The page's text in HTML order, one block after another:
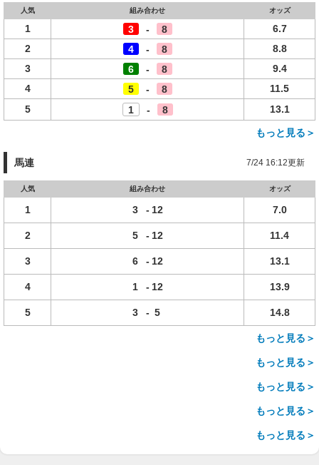
人気 組み合わせ オッズ
1 3 - 8
6.7
2
4 - 8
8.8
3
6 - 8
9.4
4
5 - 8
11.5
5
1 - 8 13.1
もっと見る＞
馬連 7/24 16:12更新
人気 組み合わせ オッズ
1 3 - 12 7.0
2 5 - 12 11.4
3 6 - 12 13.1
4 1 - 12 13.9
5 3 - 5 14.8
もっと見る＞
もっと見る＞
もっと見る＞
もっと見る＞
もっと見る＞